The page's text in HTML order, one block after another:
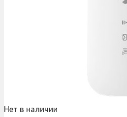
Нет в наличии